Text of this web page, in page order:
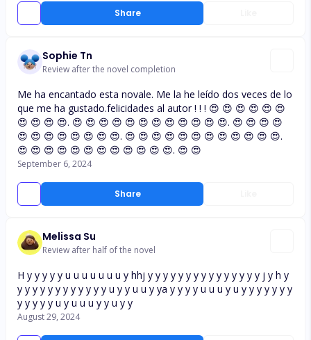
Share
Sophie Tn
Review after the novel completion
Share
Me ha encantado esta novale. Me la he leído dos veces de lo
que me ha gustado.felicidades al autor ! ! ! 😍 😍 😍 😍 😍 😍
😍 😍 😍 😍. 😍 😍 😍 😍 😍 😍 😍 😍 😍 😍 😍 😍. 😍 😍 😍 😍
😍 😍 😍 😍 😍 😍 😍 😍. 😍 😍 😍 😍 😍 😍 😍 😍 😍 😍 😍 😍.
😍 😍 😍 😍 😍 😍 😍 😍 😍 😍 😍 😍. 😍 😍
September 6, 2024
Melissa Su
Review after half of the novel
H y y y y y u u u u u u u y hhj y y y y y y y y y y y y y y y j y h y
y y y y y y y y y y y y u y y u u y ya y y y y u u u y u y y y y y y y
y y y y y u y u u u y y u y y
August 29, 2024